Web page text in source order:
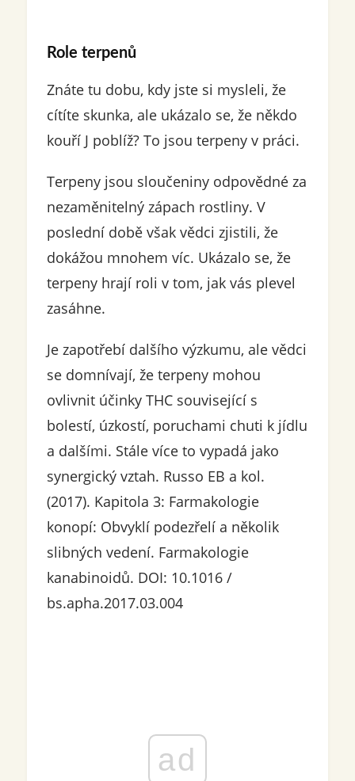
Role terpenů
Znáte tu dobu, kdy jste si mysleli, že
cítíte skunka, ale ukázalo se, že někdo
kouří J poblíž? To jsou terpeny v práci.
Terpeny jsou sloučeniny odpovědné za
nezaměnitelný zápach rostliny. V
poslední době však vědci zjistili, že
dokážou mnohem víc. Ukázalo se, že
terpeny hrají roli v tom, jak vás plevel
zasáhne.
Je zapotřebí dalšího výzkumu, ale vědci
se domnívají, že terpeny mohou
ovlivnit účinky THC související s
bolestí, úzkostí, poruchami chuti k jídlu
a dalšími. Stále více to vypadá jako
synergický vztah. Russo EB a kol.
(2017). Kapitola 3: Farmakologie
konopí: Obvyklí podezřelí a několik
slibných vedení. Farmakologie
kanabinoidů. DOI: 10.1016 /
bs.apha.2017.03.004
ad